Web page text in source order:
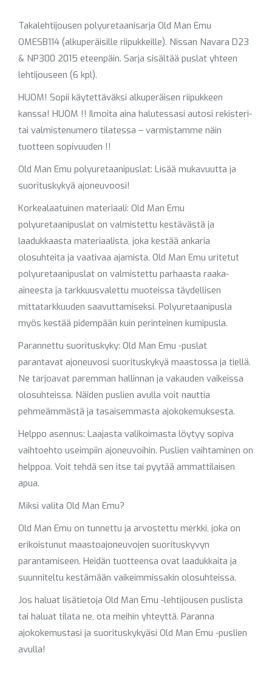
Takalehtijousen polyuretaanisarja Old Man Emu
OMESB114 (alkuperäisille riipukkeille). Nissan Navara D23
& NP300 2015 eteenpäin. Sarja sisältää puslat yhteen
lehtijouseen (6 kpl).
HUOM! Sopii käytettäväksi alkuperäisen riipukkeen
kanssa! HUOM !! Ilmoita aina halutessasi autosi rekisteri-
tai valmistenumero tilatessa – varmistamme näin
tuotteen sopivuuden !!
Old Man Emu polyuretaanipuslat: Lisää mukavuutta ja
suorituskykyä ajoneuvoosi!
Korkealaatuinen materiaali: Old Man Emu
polyuretaanipuslat on valmistettu kestävästä ja
laadukkaasta materiaalista, joka kestää ankaria
olosuhteita ja vaativaa ajamista. Old Man Emu uritetut
polyuretaanipuslat on valmistettu parhaasta raaka-
aineesta ja tarkkuusvalettu muoteissa täydellisen
mittatarkkuuden saavuttamiseksi. Polyuretaanipusla
myös kestää pidempään kuin perinteinen kumipusla.
Parannettu suorituskyky: Old Man Emu -puslat
parantavat ajoneuvosi suorituskykyä maastossa ja tiellä.
Ne tarjoavat paremman hallinnan ja vakauden vaikeissa
olosuhteissa. Näiden puslien avulla voit nauttia
pehmeämmästä ja tasaisemmasta ajokokemuksesta.
Helppo asennus: Laajasta valikoimasta löytyy sopiva
vaihtoehto useimpiin ajoneuvoihin. Puslien vaihtaminen on
helppoa. Voit tehdä sen itse tai pyytää ammattilaisen
apua.
Miksi valita Old Man Emu?
Old Man Emu on tunnettu ja arvostettu merkki, joka on
erikoistunut maastoajoneuvojen suorituskyvyn
parantamiseen. Heidän tuotteensa ovat laadukkaita ja
suunniteltu kestämään vaikeimmissakin olosuhteissa.
Jos haluat lisätietoja Old Man Emu -lehtijousen puslista
tai haluat tilata ne, ota meihin yhteyttä. Paranna
ajokokemustasi ja suorituskykyäsi Old Man Emu -puslien
avulla!